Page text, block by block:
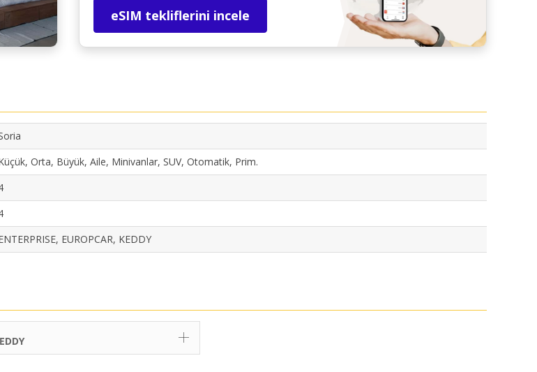
eSIM tekliflerini incele
Orta, Büyük, Aile, Minivanlar, SUV, Otomatik, Prim.
EUROPCAR, KEDDY
tekliflerine erişim sağlayın
eLink ile giriş yap